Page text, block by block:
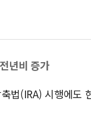
년비 증가
법(IRA) 시행에도